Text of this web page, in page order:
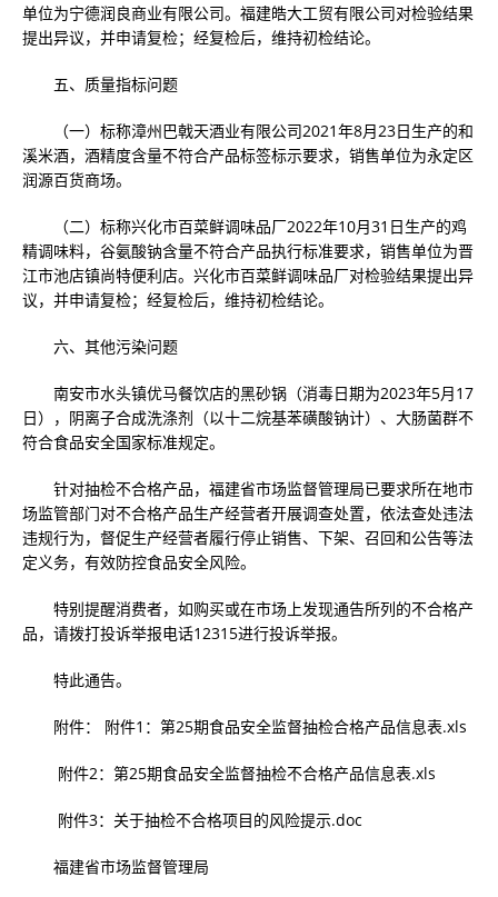
单位为宁德润良商业有限公司。福建皓大工贸有限公司对检验结果
提出异议，并申请复检；经复检后，维持初检结论。
五、质量指标问题
（一）标称漳州巴戟天酒业有限公司2021年8月23日生产的和
溪米酒，酒精度含量不符合产品标签标示要求，销售单位为永定区
润源百货商场。
（二）标称兴化市百菜鲜调味品厂2022年10月31日生产的鸡
精调味料，谷氨酸钠含量不符合产品执行标准要求，销售单位为晋
江市池店镇尚特便利店。兴化市百菜鲜调味品厂对检验结果提出异
议，并申请复检；经复检后，维持初检结论。
六、其他污染问题
南安市水头镇优马餐饮店的黑砂锅（消毒日期为2023年5月17
日），阴离子合成洗涤剂（以十二烷基苯磺酸钠计）、大肠菌群不
符合食品安全国家标准规定。
针对抽检不合格产品，福建省市场监督管理局已要求所在地市
场监管部门对不合格产品生产经营者开展调查处置，依法查处违法
违规行为，督促生产经营者履行停止销售、下架、召回和公告等法
定义务，有效防控食品安全风险。
特别提醒消费者，如购买或在市场上发现通告所列的不合格产
品，请拨打投诉举报电话12315进行投诉举报。
特此通告。
附件： 附件1：第25期食品安全监督抽检合格产品信息表.xls
附件2：第25期食品安全监督抽检不合格产品信息表.xls
附件3：关于抽检不合格项目的风险提示.doc
福建省市场监督管理局